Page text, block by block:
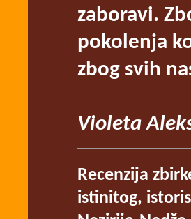
zaboravi.
pokolenja
zbog svih
Violeta
Recenzija
istinitog,